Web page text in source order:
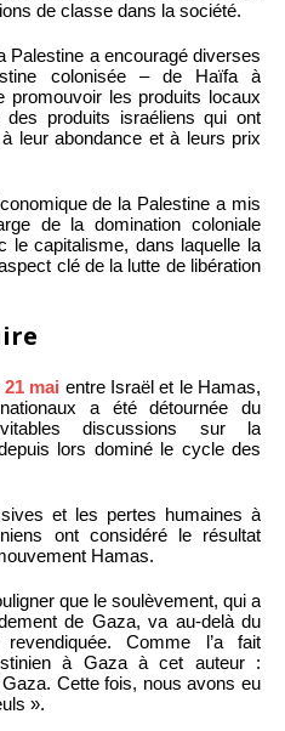
de classe dans la société.
Palestine a encouragé diverses
colonisée – de Haïfa à
promouvoir les produits locaux
produits israéliens qui ont
leur abondance et à leurs prix
de la Palestine a mis
de la domination coloniale
le capitalisme, dans laquelle la
clé de la lutte de libération
21 mai entre Israël et le Hamas,
a été détournée du
discussions sur la
lors dominé le cycle des
et les pertes humaines à
ont considéré le résultat
Hamas.
que le soulèvement, qui a
de Gaza, va au-delà du
Comme l’a fait
à Gaza à cet auteur :
Cette fois, nous avons eu
».